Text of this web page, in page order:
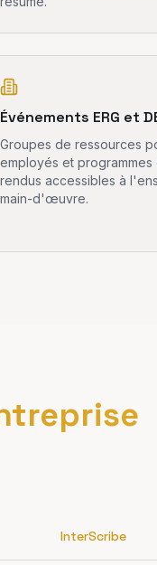
Événements ERG et
Groupes de ressources
employés et
rendus accessibles à
main-d'œuvre.
InterScribe